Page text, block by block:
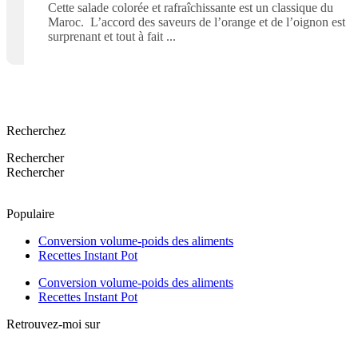
Cette salade colorée et rafraîchissante est un classique du
Maroc. L’accord des saveurs de l’orange et de l’oignon est
surprenant et tout à fait
Recherchez
Rechercher
Rechercher
Populaire
Conversion volume-poids des aliments
Recettes Instant Pot
Conversion volume-poids des aliments
Recettes Instant Pot
Retrouvez-moi sur